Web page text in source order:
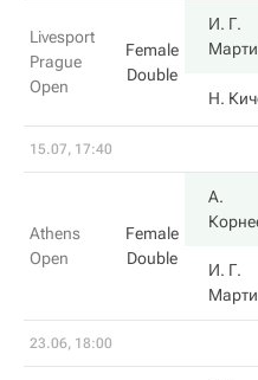
Livesport
Prague
Open
Female
Double
И. Г.
Н.
15.07, 17:40
Athens
Open
Female
Double
А.
И. Г.
23.06, 18:00